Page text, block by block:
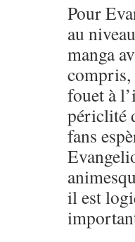
Pour
au
manga
compris,
fouet à
périclité
fans
il est